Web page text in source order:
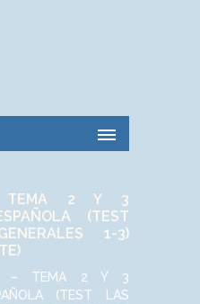
TEMA 2 Y 3
(TEST
1-3)
– TEMA 2 Y 3
(TEST LAS